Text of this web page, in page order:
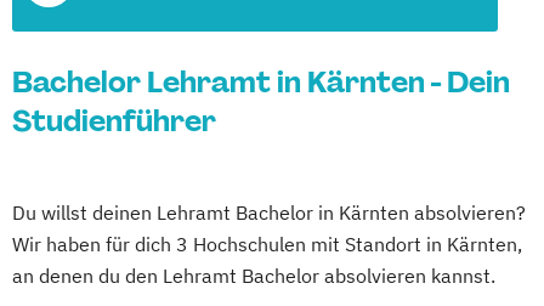
Bachelor Lehramt in Kärnten - Dein
Studienführer
Du willst deinen Lehramt Bachelor in Kärnten absolvieren?
Wir haben für dich 3 Hochschulen mit Standort in Kärnten,
an denen du den Lehramt Bachelor absolvieren kannst.